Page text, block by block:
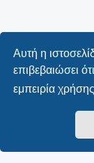
Αυτή η
επιβεβαιώσει
εμπειρία